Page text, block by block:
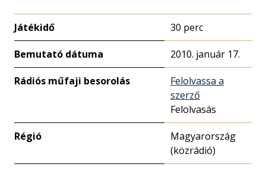
Játékidő 30 perc
Bemutató dátuma 2010. január 17.
Rádiós műfaji besorolás
Felolvassa a
szerző
Felolvasás
Régió
Magyarország
(közrádió)